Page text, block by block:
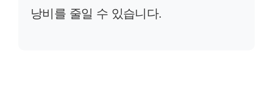
낭비를 줄일 수 있습니다.